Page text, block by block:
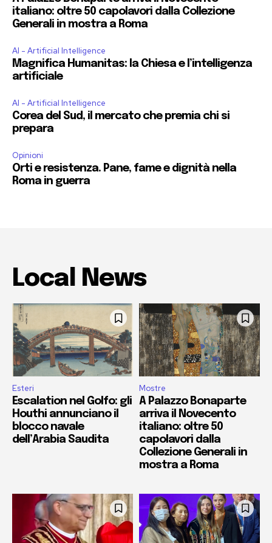
italiano: oltre 50 capolavori dalla Collezione
Generali in mostra a Roma
AI - Artificial Intelligence
Magnifica Humanitas: la Chiesa e l’intelligenza
artificiale
AI - Artificial Intelligence
Corea del Sud, il mercato che premia chi si
prepara
Opinioni
Orti e resistenza. Pane, fame e dignità nella
Roma in guerra
Local News
Esteri
Escalation nel Golfo: gli
Houthi annunciano il
blocco navale
dell’Arabia Saudita
Mostre
A Palazzo Bonaparte
arriva il Novecento
italiano: oltre 50
capolavori dalla
Collezione Generali in
mostra a Roma